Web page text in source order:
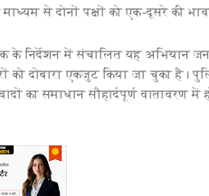
से दोनों पक्षों को एक-दूसरे की
के निर्देशन में संचालित यह अभियान
को दोबारा एकजुट किया जा चुका
का समाधान सौहार्दपूर्ण